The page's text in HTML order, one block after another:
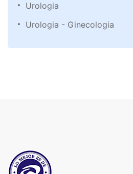
Urologia
Urologia - Ginecologia